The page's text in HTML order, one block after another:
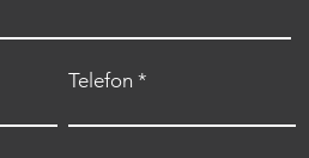
Telefon